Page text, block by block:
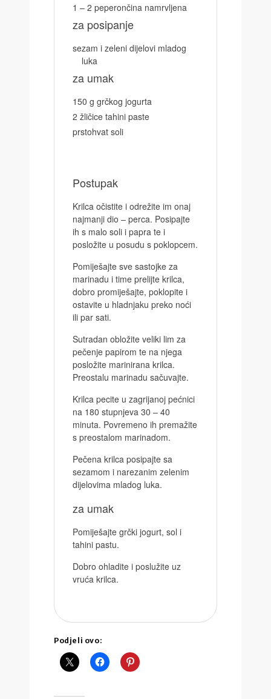
1 – 2 peperončina namrvljena
za posipanje
sezam i zeleni dijelovi mladog
luka
za umak
150 g grčkog jogurta
2 žličice tahini paste
prstohvat soli
Postupak
Krilca očistite i odrežite im onaj
najmanji dio – perca. Posipajte
ih s malo soli i papra te i
posložite u posudu s poklopcem.
Pomiješajte sve sastojke za
marinadu i time prelijte krilca,
dobro promiješajte, poklopite i
ostavite u hladnjaku preko noći
ili par sati.
Sutradan obložite veliki lim za
pečenje papirom te na njega
posložite marinirana krilca.
Preostalu marinadu sačuvajte.
Krilca pecite u zagrijanoj pećnici
na 180 stupnjeva 30 – 40
minuta. Povremeno ih premažite
s preostalom marinadom.
Pečena krilca posipajte sa
sezamom i narezanim zelenim
dijelovima mladog luka.
za umak
Pomiješajte grčki jogurt, sol i
tahini pastu.
Dobro ohladite i poslužite uz
vruća krilca.
Podjeli ovo: